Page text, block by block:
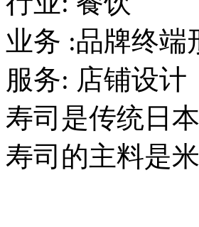
业务 :品牌终端
服务: 店铺设计
寿司是传统日
寿司的主料是